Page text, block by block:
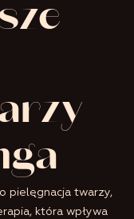
pielęgnacja twarzy,
która wpływa